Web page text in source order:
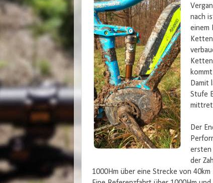
nach
einem
Damit
Stufe
Der
ersten
der
1000Hm über eine Strecke von